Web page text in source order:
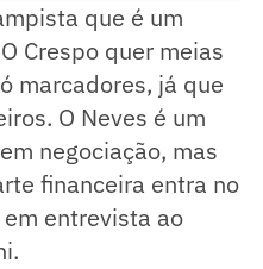
que é um
Crespo quer meias
marcadores, já que
O Neves é um
negociação, mas
financeira entra no
entrevista ao